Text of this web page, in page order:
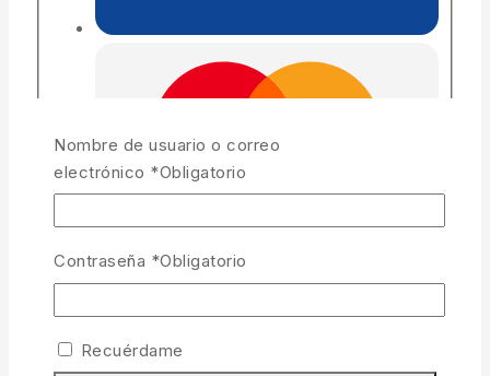
Nombre de usuario o correo
electrónico *Obligatorio
Contraseña *Obligatorio
Recuérdame